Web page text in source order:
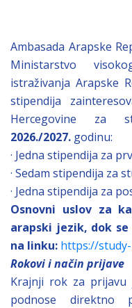
Ambasada Arapske
Ministarstvo
istraživanja Arapske
stipendija
Hercegovine za
2026./2027. godinu:
· Jedna stipendija za
· Sedam stipendija za
· Jedna stipendija za
Osnovni uslov za
arapski jezik, dok
na linku: https://
Rokovi i način prijave
Krajnji rok za prijavu
podnose direktno